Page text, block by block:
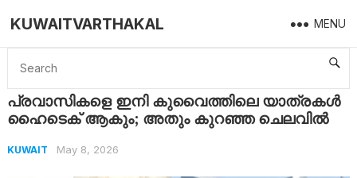
KUWAITVARTHAKAL MENU
Home Kuwait പ്രവാസികളെ ഇനി കുവൈത്തിലെ യാത്രകൾ ഹൈടെക് ആകും; അതും കുറഞ്ഞ ചെലവിൽ
പ്രവാസികളെ ഇനി കുവൈത്തിലെ യാത്രകൾ
ഹൈടെക് ആകും; അതും കുറഞ്ഞ ചെലവിൽ
KUWAIT May 8, 2026